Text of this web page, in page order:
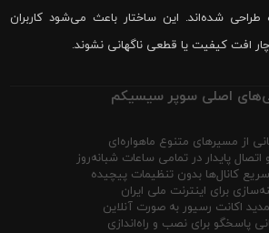
شده‌اند. این ساختار باعث می‌شود کاربران
افت کیفیت یا قطعی ناگهانی نشوند.
اصلی سوپر سیسیکم
از مسیرهای متنوع ماهواره‌ای
پایدار در تمامی ساعات شبانه‌روز
کانال‌ها بدون تنظیمات پیچیده
برای اینترنت ملی ایران
اکانت رسیور به صورت آنلاین
پاسخگو برای نصب و راه‌اندازی